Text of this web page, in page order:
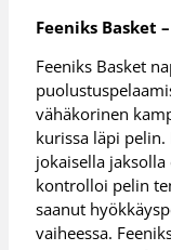
Feeniks Basket
Feeniks Basket
vähäkorinen
kurissa läpi pelin.
jokaisella
kontrolloi pelin
saanut
vaiheessa.